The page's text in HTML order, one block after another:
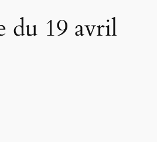
du 19 avril